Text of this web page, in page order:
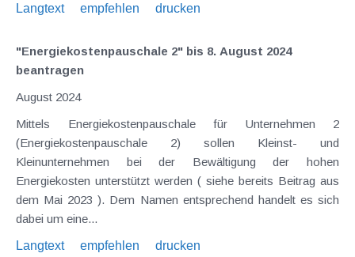
Langtext
empfehlen drucken
"Energiekostenpauschale 2" bis 8. August 2024
beantragen
August 2024
Mittels Energiekostenpauschale für Unternehmen 2
(Energiekostenpauschale 2) sollen Kleinst- und
Kleinunternehmen bei der Bewältigung der hohen
Energiekosten unterstützt werden ( siehe bereits Beitrag aus
dem Mai 2023 ). Dem Namen entsprechend handelt es sich
dabei um eine...
Langtext
empfehlen drucken